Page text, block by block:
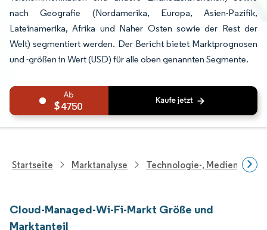
nach Geografie (Nordamerika, Europa, Asien-Pazifik,
Lateinamerika, Afrika und Naher Osten sowie der Rest der
Welt) segmentiert werden. Der Bericht bietet Marktprognosen
und -größen in Wert (USD) für alle oben genannten Segmente.
4750
Startseite Marktanalyse Technologie-, Medien- Und
Cloud-Managed-Wi-Fi-Markt Größe und
Marktanteil